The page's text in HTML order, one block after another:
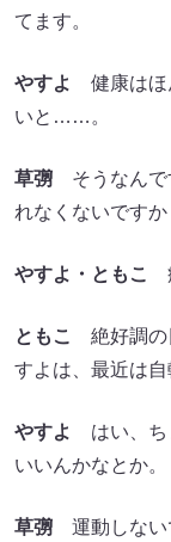
てます。
やすよ
健康はほ
いと……。
草彅 そうなんで
れなくないですか
やすよ・ともこ
ともこ
絶好調の
すよは、最近は自
やすよ
はい、ち
いいんかなとか。
草彅 運動しない